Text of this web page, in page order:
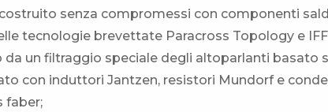
senza compromessi con componenti
tecnologie brevettate Paracross Topology e
da un filtraggio speciale degli altoparlanti basato
con induttori Jantzen, resistori Mundorf e
faber;